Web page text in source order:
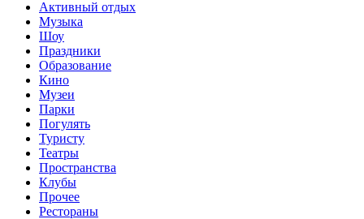
Активный отдых
Музыка
Шоу
Праздники
Образование
Кино
Музеи
Парки
Погулять
Туристу
Театры
Пространства
Клубы
Прочее
Рестораны